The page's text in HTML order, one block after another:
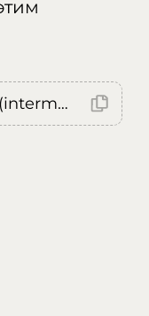
Error: (intermediate value)(intermediate value)(intermediate value).replaceAll is not a function